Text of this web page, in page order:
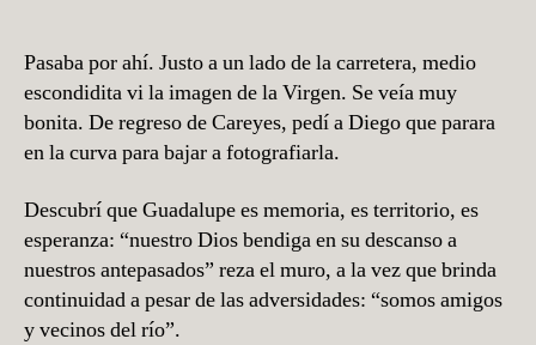
Pasaba por ahí. Justo a un lado de la carretera, medio
escondidita vi la imagen de la Virgen. Se veía muy
bonita. De regreso de Careyes, pedí a Diego que parara
en la curva para bajar a fotografiarla.
Descubrí que Guadalupe es memoria, es territorio, es
esperanza: “nuestro Dios bendiga en su descanso a
nuestros antepasados” reza el muro, a la vez que brinda
continuidad a pesar de las adversidades: “somos amigos
y vecinos del río”.